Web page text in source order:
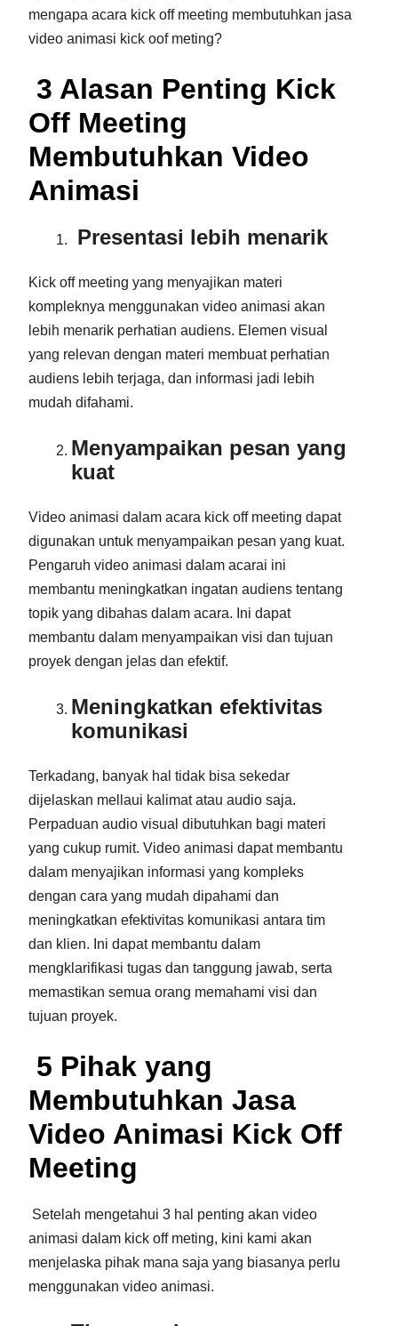
mengapa acara kick off meeting membutuhkan jasa
video animasi kick oof meting?
3 Alasan Penting Kick
Off Meeting
Membutuhkan Video
Animasi
Presentasi lebih menarik
Kick off meeting yang menyajikan materi
kompleknya menggunakan video animasi akan
lebih menarik perhatian audiens. Elemen visual
yang relevan dengan materi membuat perhatian
audiens lebih terjaga, dan informasi jadi lebih
mudah difahami.
Menyampaikan pesan yang
kuat
Video animasi dalam acara kick off meeting dapat
digunakan untuk menyampaikan pesan yang kuat.
Pengaruh video animasi dalam acarai ini
membantu meningkatkan ingatan audiens tentang
topik yang dibahas dalam acara. Ini dapat
membantu dalam menyampaikan visi dan tujuan
proyek dengan jelas dan efektif.
Meningkatkan efektivitas
komunikasi
Terkadang, banyak hal tidak bisa sekedar
dijelaskan mellaui kalimat atau audio saja.
Perpaduan audio visual dibutuhkan bagi materi
yang cukup rumit. Video animasi dapat membantu
dalam menyajikan informasi yang kompleks
dengan cara yang mudah dipahami dan
meningkatkan efektivitas komunikasi antara tim
dan klien. Ini dapat membantu dalam
mengklarifikasi tugas dan tanggung jawab, serta
memastikan semua orang memahami visi dan
tujuan proyek.
5 Pihak yang
Membutuhkan Jasa
Video Animasi Kick Off
Meeting
Setelah mengetahui 3 hal penting akan video
animasi dalam kick off meting, kini kami akan
menjelaska pihak mana saja yang biasanya perlu
menggunakan video animasi.